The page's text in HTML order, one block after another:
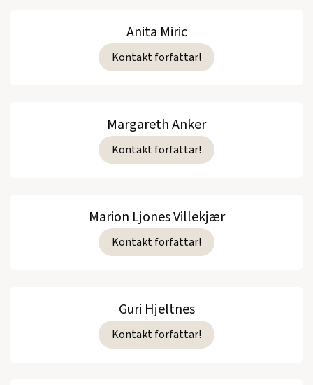
Anita Miric
Kontakt forfattar!
Margareth Anker
Kontakt forfattar!
Marion Ljones Villekjær
Kontakt forfattar!
Guri Hjeltnes
Kontakt forfattar!